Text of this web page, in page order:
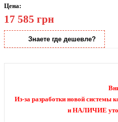
Цена:
17 585 грн
Знаете где дешевле?
Из-за разработки новой системы
и НАЛИЧИЕ